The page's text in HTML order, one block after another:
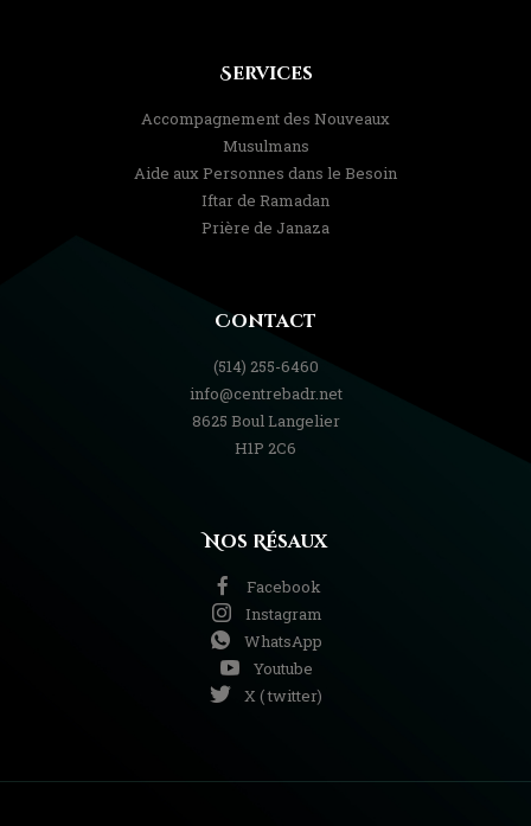
Services
Accompagnement des Nouveaux
Musulmans
Aide aux Personnes dans le Besoin
Iftar de Ramadan
Prière de Janaza
Contact
(514) 255-6460
info@centrebadr.net
8625 Boul Langelier
H1P 2C6
Nos Résaux
Facebook
Instagram
WhatsApp
Youtube
X ( twitter)